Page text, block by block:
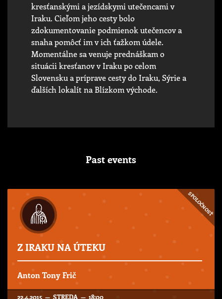
kresťanskými a jezídskymi utečencami v
Iraku. Cieľom jeho cesty bolo
zdokumentovanie podmienok utečencov a
snaha pomôcť im v ich ťažkom údele.
Momentálne sa venuje prednáškam o
situácii kresťanov v Iraku po celom
Slovensku a príprave cesty do Iraku, Sýrie a
ďalších lokalít na Blízkom východe.
Past events
SPOLOČNOSŤ
Z IRAKU NA ÚTEKU
Anton Tony Frič
22.4.2015 — STREDA — 18:00